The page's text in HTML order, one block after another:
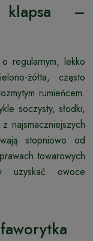
klapsa –
regularnym, lekko
żółta, często
rumieńcem.
soczysty, słodki,
najsmaczniejszych
stopniowo od
towarowych
uzyskać owoce